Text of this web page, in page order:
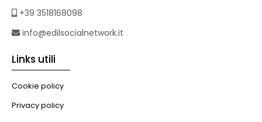
+39 3518168098
info@edilsocialnetwork.it
Links utili
Cookie policy
Privacy policy